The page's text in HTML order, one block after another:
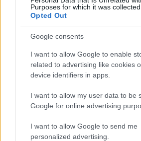
Purposes for which it was collected.
Opted Out
Google consents
I want to allow Google to enable
related to advertising like cookies
device identifiers in apps.
I want to allow my user data to be
Google for online advertising
I want to allow Google to send me
personalized advertising.
kiadós koncertprogrammal kezdődött
Duna Napok az erdélyi Torockón. A
magyarság összetartozását hivatott
POPKULT
Vintage Lujzával köszönti
A Lóci játszik-albumok